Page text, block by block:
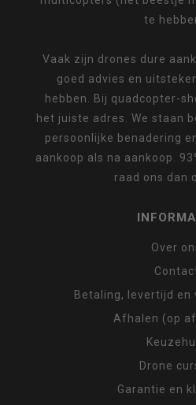
te
Vaak zijn drones dure
goed advies en
hebben. Bij quadcopter-
het juiste adres. We staan
persoonlijke benadering
aankoop als na aankoop.
raad ons dan
Over
Betaling, levertijd en
Afhalen (op
Drone
Garantie en